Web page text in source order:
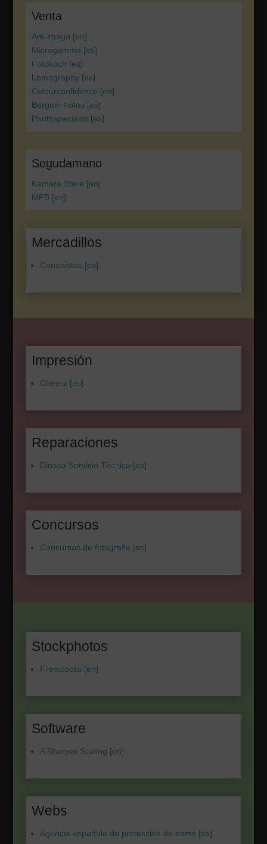
Venta
Ars-imago [en]
Microgamma [es]
Fotokoch [es]
Lomography [es]
Colourconfidence [en]
Bargain Fotos [es]
Photospecialist [es]
Segudamano
Kamera Store [en]
MPB [en]
Mercadillos
Canonistas [es]
Impresión
Cheerz [es]
Reparaciones
Dinasa Servicio Técnico [es]
Concursos
Concursos de fotografia [es]
Stockphotos
Freestocks [en]
Software
A Sharper Scaling [en]
Webs
Agencia española de protección de datos [es]